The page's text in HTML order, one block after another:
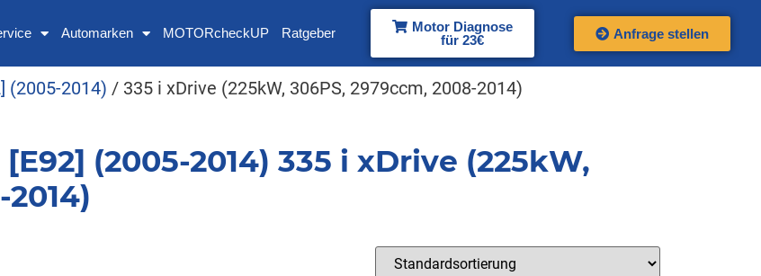
Automarken MOTORcheckUP Ratgeber
Motor Diagnose
für 23€
Anfrage stellen
(2005-2014) / 335 i xDrive (225kW, 306PS, 2979ccm, 2008-2014)
(2005-2014) 335 i xDrive (225kW,